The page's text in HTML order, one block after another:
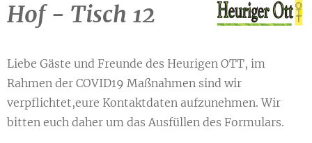
Hof - Tisch 12
Liebe Gäste und Freunde des Heurigen OTT, im
Rahmen der COVID19 Maßnahmen sind wir
verpflichtet,eure Kontaktdaten aufzunehmen. Wir
bitten euch daher um das Ausfüllen des Formulars.